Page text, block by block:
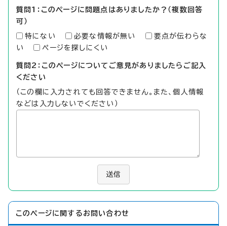
質問1：このページに問題点はありましたか？（複数回答
可）
特にない 必要な情報が無い
要点が伝わらな
い
ページを探しにくい
質問2：このページについてご意見がありましたらご記入
ください
（この欄に入力されても回答できません。また、個人情報
などは入力しないでください）
送信
このページに関する お問い合わせ